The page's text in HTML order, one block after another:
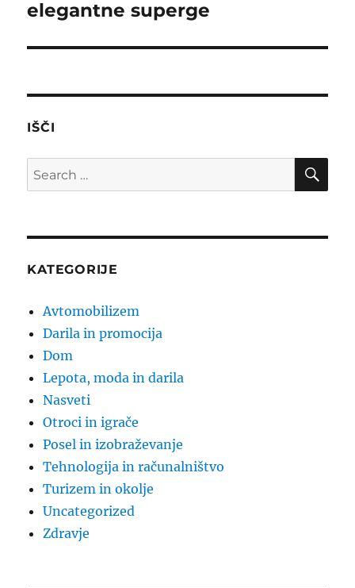
Next
elegantne superge
IŠČI
Search
for:
KATEGORIJE
Avtomobilizem
Darila in promocija
Dom
Lepota, moda in darila
Nasveti
Otroci in igrače
Posel in izobraževanje
Tehnologija in računalništvo
Turizem in okolje
Uncategorized
Zdravje